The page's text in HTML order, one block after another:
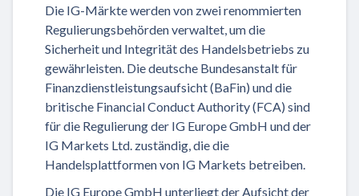
Die IG-Märkte werden von zwei renommierten
Regulierungsbehörden verwaltet, um die
Sicherheit und Integrität des Handelsbetriebs zu
gewährleisten. Die deutsche Bundesanstalt für
Finanzdienstleistungsaufsicht (BaFin) und die
britische Financial Conduct Authority (FCA) sind
für die Regulierung der IG Europe GmbH und der
IG Markets Ltd. zuständig, die die
Handelsplattformen von IG Markets betreiben.
Die IG Europe GmbH unterliegt der Aufsicht der